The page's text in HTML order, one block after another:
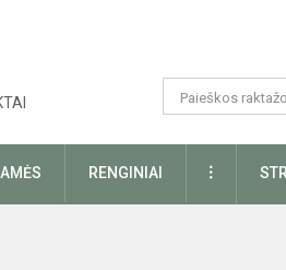
RENGINIAI DAUGIAU